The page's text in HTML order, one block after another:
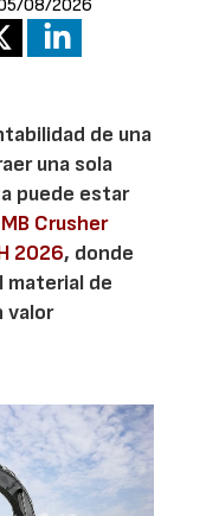
08/2026
de una
una sola
puede estar
MB Crusher
2026, donde
material de
valor